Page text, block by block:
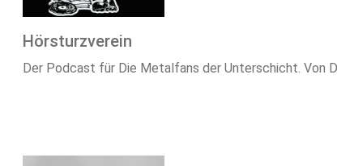
Hörsturzverein
Der Podcast für Die Metalfans der Unterschicht. Von